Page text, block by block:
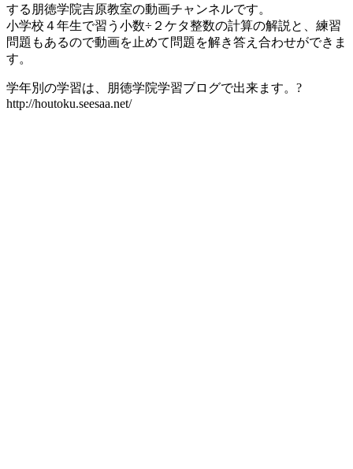
する朋徳学院吉原教室の動画チャンネルです。
小学校４年生で習う小数÷２ケタ整数の計算の解説と、練習
問題もあるので動画を止めて問題を解き答え合わせができま
す。
学年別の学習は、朋徳学院学習ブログで出来ます。?
http://houtoku.seesaa.net/